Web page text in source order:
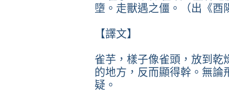
墮。走獸遇之僵。（出《酉
【譯文】
雀芋，樣子像雀頭，放到乾
的地方，反而顯得幹。無論
疑。